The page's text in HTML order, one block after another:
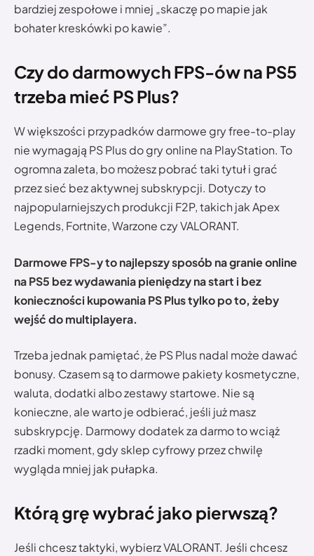
bardziej zespołowe i mniej „skaczę po mapie jak
bohater kreskówki po kawie”.
Czy do darmowych FPS-ów na PS5
trzeba mieć PS Plus?
W większości przypadków darmowe gry free-to-play
nie wymagają PS Plus do gry online na PlayStation. To
ogromna zaleta, bo możesz pobrać taki tytuł i grać
przez sieć bez aktywnej subskrypcji. Dotyczy to
najpopularniejszych produkcji F2P, takich jak Apex
Legends, Fortnite, Warzone czy VALORANT.
Darmowe FPS-y to najlepszy sposób na granie online
na PS5 bez wydawania pieniędzy na start i bez
konieczności kupowania PS Plus tylko po to, żeby
wejść do multiplayera.
Trzeba jednak pamiętać, że PS Plus nadal może dawać
bonusy. Czasem są to darmowe pakiety kosmetyczne,
waluta, dodatki albo zestawy startowe. Nie są
konieczne, ale warto je odbierać, jeśli już masz
subskrypcję. Darmowy dodatek za darmo to wciąż
rzadki moment, gdy sklep cyfrowy przez chwilę
wygląda mniej jak pułapka.
Którą grę wybrać jako pierwszą?
Jeśli chcesz taktyki, wybierz VALORANT. Jeśli chcesz